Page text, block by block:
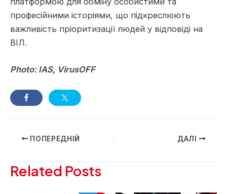
професійними історіями, що підкреслюють
важливість пріоритизації людей у відповіді на
ВІЛ.
Photo: IAS, VirusOFF
Навігація
запису
ПОПЕРЕДНІЙ ДАЛІ
Related Posts